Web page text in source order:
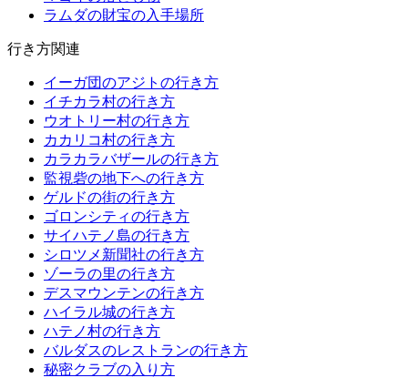
ラムダの財宝の入手場所
行き方関連
イーガ団のアジトの行き方
イチカラ村の行き方
ウオトリー村の行き方
カカリコ村の行き方
カラカラバザールの行き方
監視砦の地下への行き方
ゲルドの街の行き方
ゴロンシティの行き方
サイハテノ島の行き方
シロツメ新聞社の行き方
ゾーラの里の行き方
デスマウンテンの行き方
ハイラル城の行き方
ハテノ村の行き方
バルダスのレストランの行き方
秘密クラブの入り方